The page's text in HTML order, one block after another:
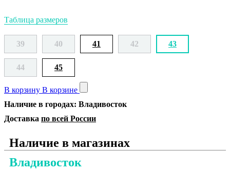
Таблица размеров
39 40 41 42 43
44 45
В корзину В корзине
Наличие в городах: Владивосток
Доставка по всей России
Наличие в магазинах
Владивосток